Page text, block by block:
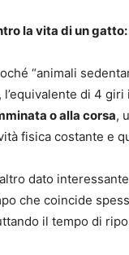
la vita di un
“animali
, l’equivalente di 4
o alla corsa,
fisica costante e
dato
che coincide
il tempo di